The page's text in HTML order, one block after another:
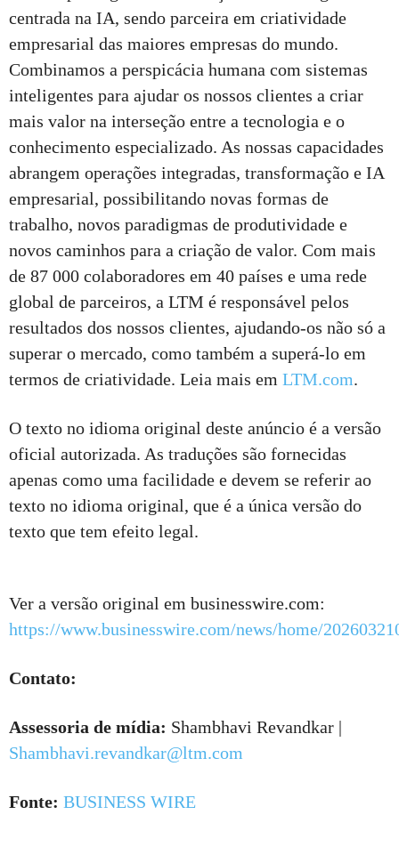
centrada na IA, sendo parceira em criatividade
empresarial das maiores empresas do mundo.
Combinamos a perspicácia humana com sistemas
inteligentes para ajudar os nossos clientes a criar
mais valor na interseção entre a tecnologia e o
conhecimento especializado. As nossas capacidades
abrangem operações integradas, transformação e IA
empresarial, possibilitando novas formas de
trabalho, novos paradigmas de produtividade e
novos caminhos para a criação de valor. Com mais
de 87 000 colaboradores em 40 países e uma rede
global de parceiros, a LTM é responsável pelos
resultados dos nossos clientes, ajudando-os não só a
superar o mercado, como também a superá-lo em
termos de criatividade. Leia mais em LTM.com.
O texto no idioma original deste anúncio é a versão
oficial autorizada. As traduções são fornecidas
apenas como uma facilidade e devem se referir ao
texto no idioma original, que é a única versão do
texto que tem efeito legal.
Ver a versão original em businesswire.com:
https://www.businesswire.com/news/home/
Contato:
Assessoria de mídia: Shambhavi Revandkar |
Shambhavi.revandkar@ltm.com
Fonte: BUSINESS WIRE